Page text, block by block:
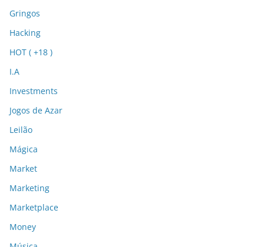
Gringos
Hacking
HOT ( +18 )
I.A
Investments
Jogos de Azar
Leilão
Mágica
Market
Marketing
Marketplace
Money